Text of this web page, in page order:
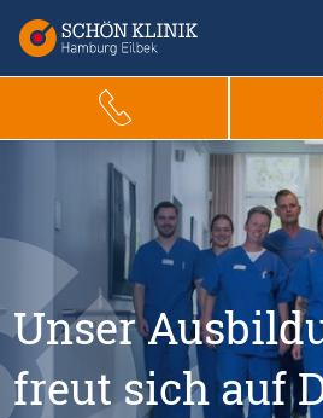
Unser
freut sich auf